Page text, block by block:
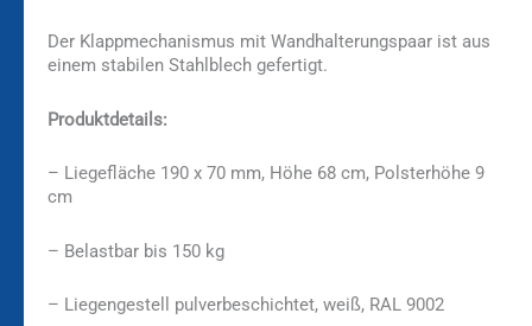
Der Klappmechanismus mit Wandhalterungspaar ist aus
einem stabilen Stahlblech gefertigt.
Produktdetails:
– Liegefläche 190 x 70 mm, Höhe 68 cm, Polsterhöhe 9
cm
– Belastbar bis 150 kg
– Liegengestell pulverbeschichtet, weiß, RAL 9002